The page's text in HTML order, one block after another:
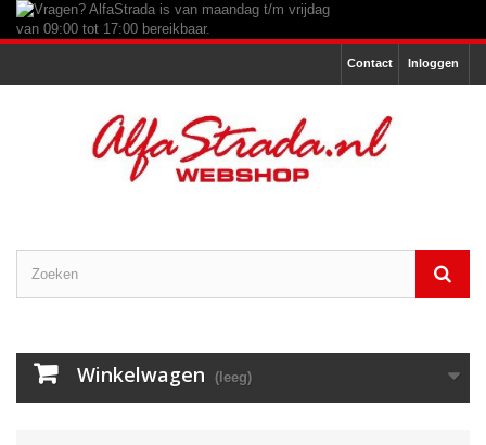
Inloggen
Contact
Winkelwagen (leeg)